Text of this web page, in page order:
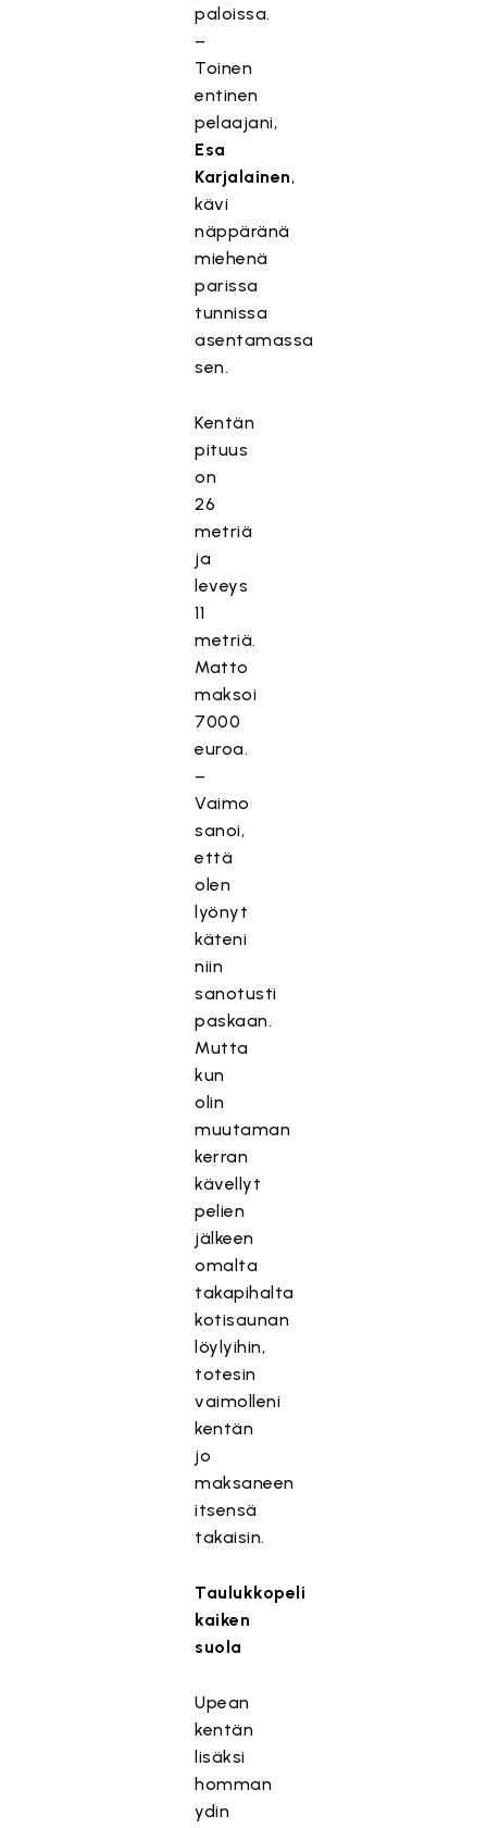
paloissa.
–
Toinen
entinen
pelaajani,
Esa
Karjalainen,
kävi
näppäränä
miehenä
parissa
tunnissa
asentamassa
sen.
Kentän
pituus
on
26
metriä
ja
leveys
11
metriä.
Matto
maksoi
7000
euroa.
–
Vaimo
sanoi,
että
olen
lyönyt
käteni
niin
sanotusti
paskaan.
Mutta
kun
olin
muutaman
kerran
kävellyt
pelien
jälkeen
omalta
takapihalta
kotisaunan
löylyihin,
totesin
vaimolleni
kentän
jo
maksaneen
itsensä
takaisin.
Taulukkopeli
kaiken
suola
Upean
kentän
lisäksi
homman
ydin